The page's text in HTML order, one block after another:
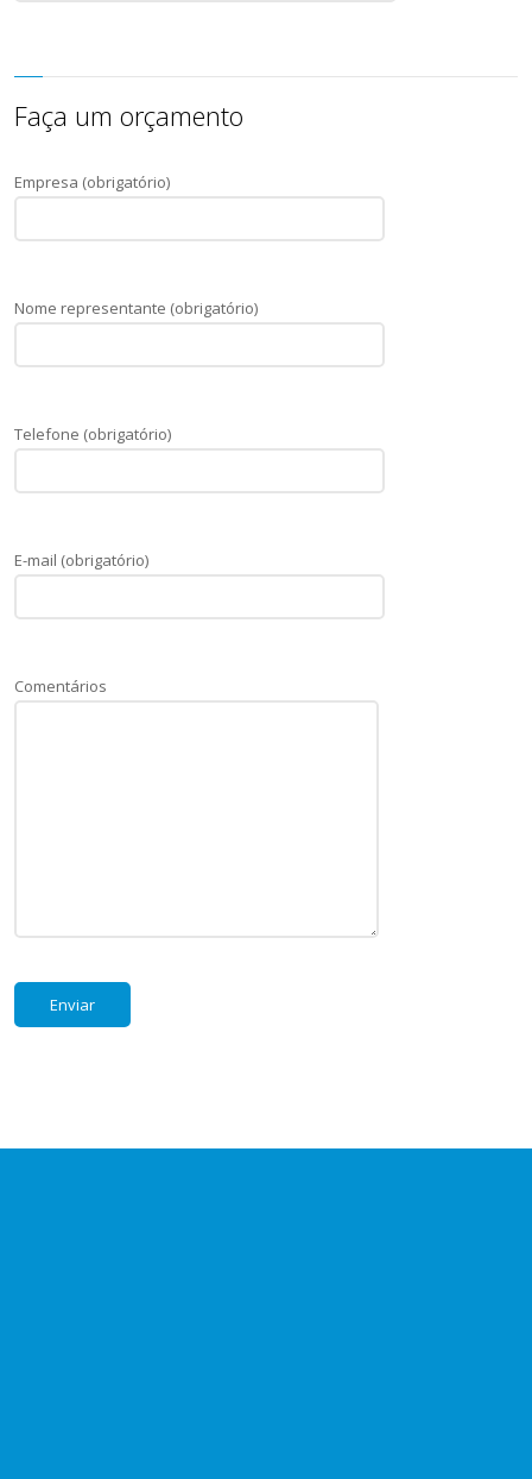
Faça um orçamento
Empresa (obrigatório)
Nome representante (obrigatório)
Telefone (obrigatório)
E-mail (obrigatório)
Comentários